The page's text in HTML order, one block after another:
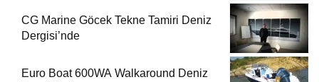
CG Marine Göcek Tekne Tamiri Deniz
Dergisi’nde
Euro Boat 600WA Walkaround Deniz